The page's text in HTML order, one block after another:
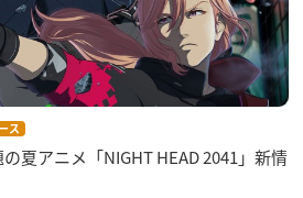
ル
ル
ス
夏アニメ「NIGHT HEAD 2041」新情